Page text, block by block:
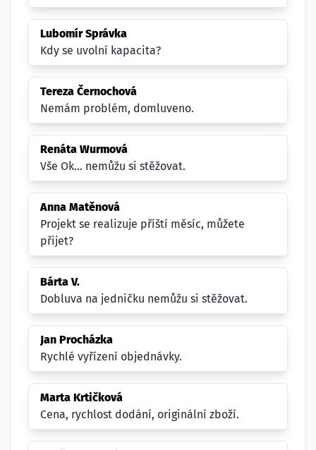
Lubomír Správka
Kdy se uvolní kapacita?
Tereza Černochová
Nemám problém, domluveno.
Renáta Wurmová
Vše Ok... nemůžu si stěžovat.
Anna Matěnová
Projekt se realizuje příští měsíc, můžete
přijet?
Bárta V.
Dobluva na jedničku nemůžu si stěžovat.
Jan Procházka
Rychlé vyřízení objednávky.
Marta Krtičková
Cena, rychlost dodání, originální zboží.